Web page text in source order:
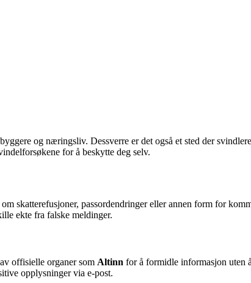
og næringsliv. Dessverre er det også et sted der
for å beskytte deg selv.
skatterefusjoner, passordendringer eller annen form for
ekte fra falske meldinger.
offisielle organer som Altinn for å formidle informasjon uten
opplysninger via e-post.